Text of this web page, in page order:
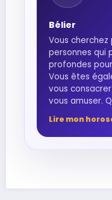
Bélier
Vous cherchez
personnes qui
profondes
Vous êtes
vous
vous amuser.
Lire mon